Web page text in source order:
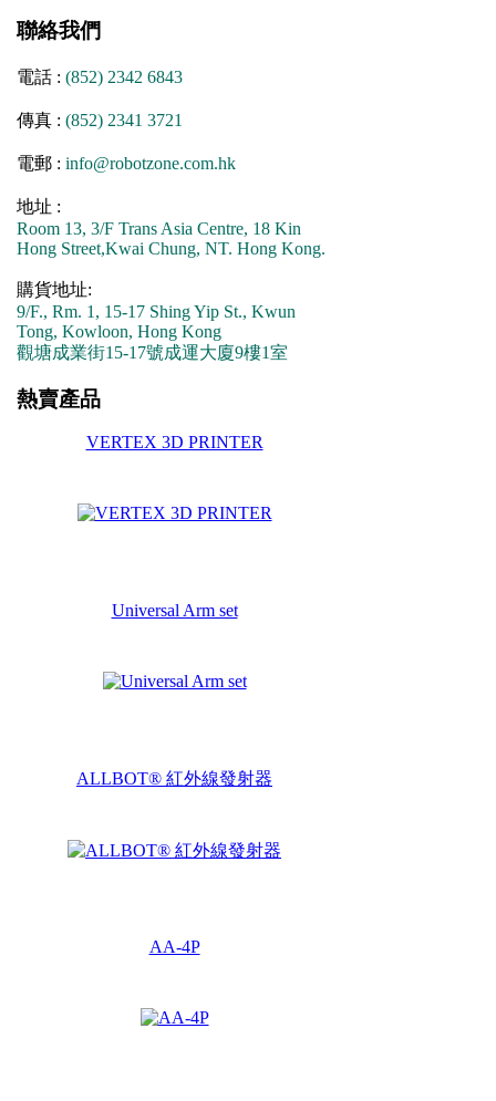
聯絡我們
電話 : (852) 2342 6843
傳真 : (852) 2341 3721
電郵 : info@robotzone.com.hk
地址 :
Room 13, 3/F Trans Asia Centre, 18 Kin
Hong Street,Kwai Chung, NT. Hong Kong.
購貨地址:
9/F., Rm. 1, 15-17 Shing Yip St., Kwun
Tong, Kowloon, Hong Kong
觀塘成業街15-17號成運大廈9樓1室
熱賣產品
VERTEX 3D PRINTER
Universal Arm set
ALLBOT® 紅外線發射器
AA-4P